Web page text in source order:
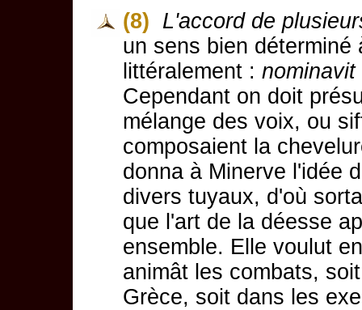
(8) L'accord de
un sens bien
littéralement : nominavit
Cependant on doit
mélange des voix, ou
composaient la
donna à Minerve l'idée
divers tuyaux, d'où
que l'art de la déesse
ensemble. Elle voulut
animât les combats,
Grèce, soit dans les